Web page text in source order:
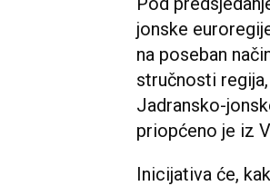
jonske
na poseban
stručnosti
Jadransko-
priopćeno je iz
Inicijativa će,